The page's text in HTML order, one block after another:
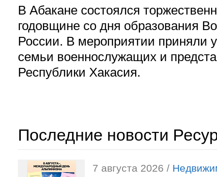
В Абакане состоялся
годовщине со дня образования
России. В мероприятии приняли
семьи военнослужащих и
Республики Хакасия.
Последние новости
7 августа 2026 /